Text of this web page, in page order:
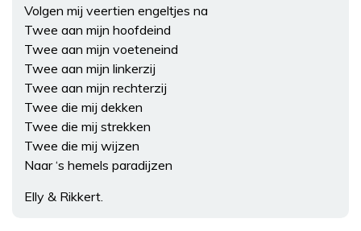
Volgen mij veertien engeltjes na
Twee aan mijn hoofdeind
Twee aan mijn voeteneind
Twee aan mijn linkerzij
Twee aan mijn rechterzij
Twee die mij dekken
Twee die mij strekken
Twee die mij wijzen
Naar ‘s hemels paradijzen
Elly & Rikkert.